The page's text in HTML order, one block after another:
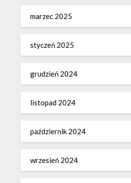
marzec 2025
styczeń 2025
grudzień 2024
listopad 2024
październik 2024
wrzesień 2024